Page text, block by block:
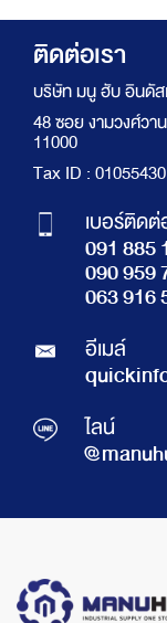
ติดต่อเรา
บริษัท มนู ฮับ อินดัส
48 ซอย งามวงศ์วา
11000
Tax ID :
เบอร์ติดต่
091 885
090 959
063 916
อีเมล์
ไลน์